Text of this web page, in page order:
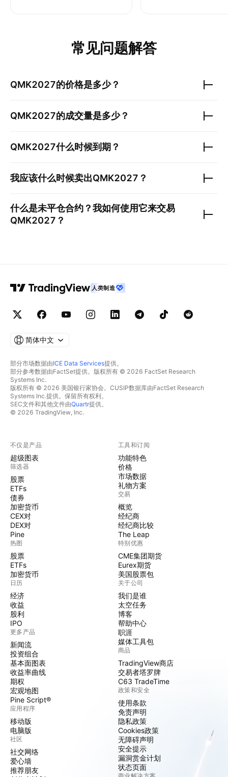
常见问题解答
QMK2027的价格是多少？
QMK2027的成交量是多少？
QMK2027什么时候到期？
我应该什么时候卖出QMK2027 ？
什么是未平仓合约？我如何使用它来交易
QMK2027 ？
人类制造
简体中文
部分市场数据由ICE Data Services提供。
部分参考数据由FactSet提供。版权所有 © 2026 FactSet Research
Systems Inc.
版权所有 © 2026 美国银行家协会。CUSIP数据库由FactSet Research
Systems Inc.提供。保留所有权利。
SEC文件和其他文件由Quartr提供。
© 2026 TradingView, Inc.
不仅是产品
超级图表
筛选器
股票
ETFs
债券
加密货币
CEX对
DEX对
Pine
热图
股票
ETFs
加密货币
日历
经济
收益
股利
IPO
更多产品
新闻流
投资组合
基本面图表
收益率曲线
期权
宏观地图
Pine Script®
应用程序
移动版
电脑版
社区
社交网络
爱心墙
推荐朋友
工具和订阅
功能特色
价格
市场数据
礼物方案
交易
概览
经纪商
经纪商比较
The Leap
特别优惠
CME集团期货
Eurex期货
美国股票包
关于公司
我们是谁
太空任务
博客
帮助中心
职涯
媒体工具包
商品
TradingView商店
交易者塔罗牌
C63 TradeTime
政策和安全
使用条款
免责声明
隐私政策
Cookies政策
无障碍声明
安全提示
漏洞赏金计划
状态页面